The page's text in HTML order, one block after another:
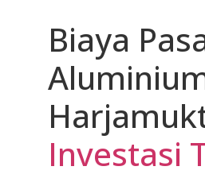
Biaya
Investasi